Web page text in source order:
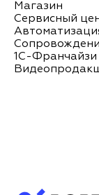
Магазин
Сервисный
1С-Франчайзи